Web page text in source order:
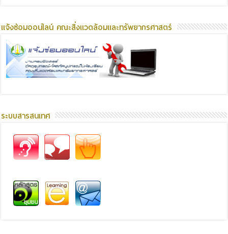
แจ้งซ่อมออนไลน์ คณะสิ่งแวดล้อมและทรัพยากรศาสตร์
ระบบสารสนเทศ